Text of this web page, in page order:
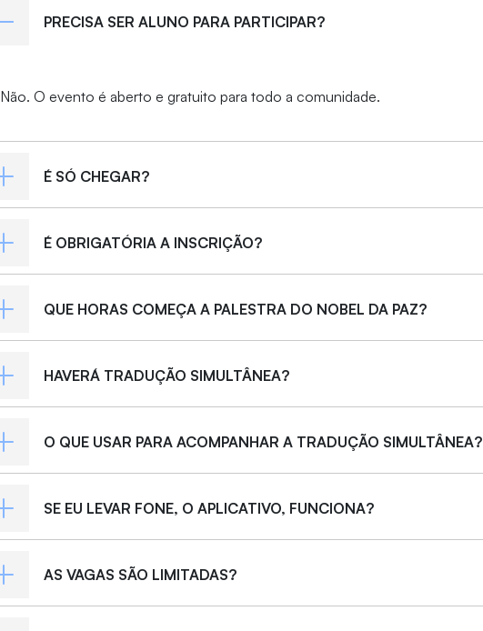
PRECISA SER ALUNO PARA PARTICIPAR?
Não. O evento é aberto e gratuito para todo a comunidade.
É SÓ CHEGAR?
É OBRIGATÓRIA A INSCRIÇÃO?
QUE HORAS COMEÇA A PALESTRA DO NOBEL DA PAZ?
HAVERÁ TRADUÇÃO SIMULTÂNEA?
O QUE USAR PARA ACOMPANHAR A TRADUÇÃO SIMULTÂNEA?
SE EU LEVAR FONE, O APLICATIVO, FUNCIONA?
AS VAGAS SÃO LIMITADAS?